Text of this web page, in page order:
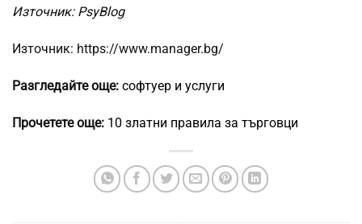
Източник: PsyBlog
Източник: https://www.manager.bg/
Разгледайте още: софтуер и услуги
Прочетете още: 10 златни правила за търговци